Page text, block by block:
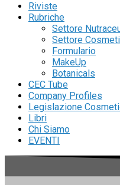
Riviste
Rubriche
Settore
Settore
Formulario
MakeUp
Botanicals
CEC Tube
Company Profiles
Legislazione
Libri
Chi Siamo
EVENTI